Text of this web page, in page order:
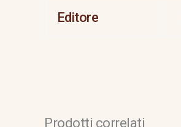
Editore
Prodotti correlati